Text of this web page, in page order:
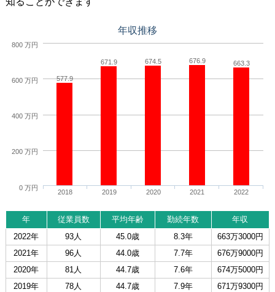
年収推移
577.9
671.9 674.5 676.9 663.3
2018 2019 2020 2021 2022
0 万円
200 万円
400 万円
600 万円
800 万円
年 従業員数 平均年齢 勤続年数
年収
2022年
93人 45.0歳 8.3年
663万3000円
2021年
96人 44.0歳 7.7年
676万9000円
2020年
81人 44.7歳 7.6年
674万5000円
2019年
78人 44.7歳 7.9年
671万9300円